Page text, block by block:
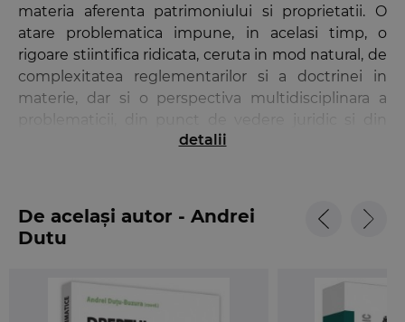
materia aferenta patrimoniului si proprietatii. O
atare problematica impune, in acelasi timp, o
rigoare stiintifica ridicata, ceruta in mod natural, de
complexitatea reglementarilor si a doctrinei in
materie, dar si o perspectiva multidisciplinara a
punctul de vedere al celorlalte sfere ale cunoasterii
Si aceasta in conditiile in care, intr-un context mai
larg, atat patrimoniul, cat si proprietatea (si
si anume aproprierea bunurilor in vederea
satisfacerii unor necesitati umane. Supuse in
detalii
De același autor - Andrei
Dutu